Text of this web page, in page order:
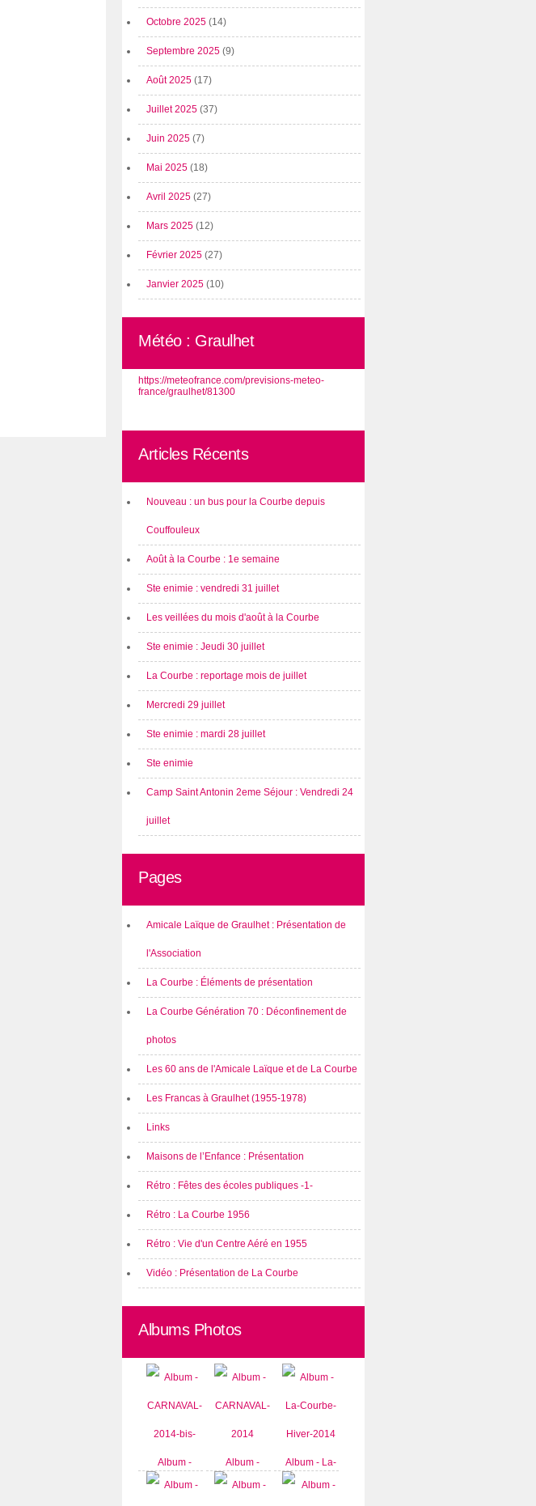
Octobre 2025 (14)
Septembre 2025 (9)
Août 2025 (17)
Juillet 2025 (37)
Juin 2025 (7)
Mai 2025 (18)
Avril 2025 (27)
Mars 2025 (12)
Février 2025 (27)
Janvier 2025 (10)
Météo : Graulhet
https://meteofrance.com/previsions-meteo-
france/graulhet/81300
Articles Récents
Nouveau : un bus pour la Courbe depuis
Couffouleux
Août à la Courbe : 1e semaine
Ste enimie : vendredi 31 juillet
Les veillées du mois d'août à la Courbe
Ste enimie : Jeudi 30 juillet
La Courbe : reportage mois de juillet
Mercredi 29 juillet
Ste enimie : mardi 28 juillet
Ste enimie
Camp Saint Antonin 2eme Séjour : Vendredi 24
juillet
Pages
Amicale Laïque de Graulhet : Présentation de
l'Association
La Courbe : Éléments de présentation
La Courbe Génération 70 : Déconfinement de
photos
Les 60 ans de l'Amicale Laïque et de La Courbe
Les Francas à Graulhet (1955-1978)
Links
Maisons de l’Enfance : Présentation
Rétro : Fêtes des écoles publiques -1-
Rétro : La Courbe 1956
Rétro : Vie d'un Centre Aéré en 1955
Vidéo : Présentation de La Courbe
Albums Photos
Album -
CARNAVAL-
Album -
CARNAVAL-
Album - La-
Courbe-